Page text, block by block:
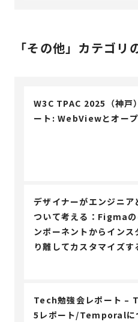
「その他」カテゴリ
W3C TPAC 2025（神戸
ート: WebViewとオー
デザイナーがエンジニア
ついて考える：Figma
ンポーネントからインス
り離してカスタマイズす
Tech勉強会レポート –
5レポート/Temporalに